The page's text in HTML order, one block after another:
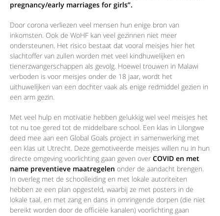
pregnancy/early marriages for girls”.
Door corona verliezen veel mensen hun enige bron van
inkomsten. Ook de WoHF kan veel gezinnen niet meer
ondersteunen. Het risico bestaat dat vooral meisjes hier het
slachtoffer van zullen worden met veel kindhuwelijken en
tienerzwangerschappen als gevolg. Hoewel trouwen in Malawi
verboden is voor meisjes onder de 18 jaar, wordt het
uithuwelijken van een dochter vaak als enige redmiddel gezien in
een arm gezin.
Met veel hulp en motivatie hebben gelukkig wel veel meisjes het
tot nu toe gered tot de middelbare school. Een klas in Lilongwe
deed mee aan een Global Goals project in samenwerking met
een klas uit Utrecht. Deze gemotiveerde meisjes willen nu in hun
directe omgeving voorlichting gaan geven over COVID en met
name preventieve maatregelen onder de aandacht brengen.
In overleg met de schoolleiding en met lokale autoriteiten
hebben ze een plan opgesteld, waarbij ze met posters in de
lokale taal, en met zang en dans in omringende dorpen (die niet
bereikt worden door de officiële kanalen) voorlichting gaan